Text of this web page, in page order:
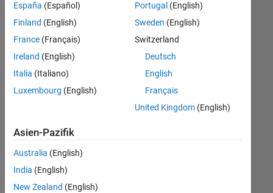
um
alle
in
Ihrer
Region
Account
Manager -
Commercial
(m/f/d)
DE-München
España (Español)
Finland (English)
France (Français)
Ireland (English)
Italia (Italiano)
Luxembourg (English)
Portugal (English)
Sweden (English)
Switzerland
Deutsch
English
Français
United Kingdom(English)
Asien-Pazifik
Australia (English)
India (English)
New Zealand (English)